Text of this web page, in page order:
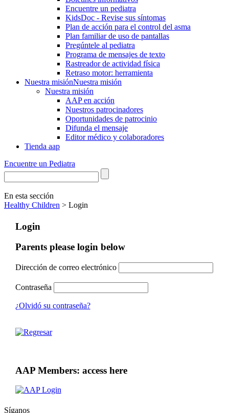
Encuentre un pediatra
KidsDoc - Revise sus síntomas
Plan de acción para el control del asma
Plan familiar de uso de pantallas
Pregúntele al pediatra
Programa de mensajes de texto
Rastre​​ador de activida​d física
Retraso motor: herramienta
Nuestra misiónNuestra misión
Nuestra misión
AAP en acción
Nuestros patrocinadores
Oportunidades de patrocinio
Difunda el mensaje
Editor médico y colaboradores
Tienda aap
Encuentre un Pediatra
En esta sección
Healthy Children > Login
Login
Parents please login below
Dirección de correo electrónico
Contraseña
¿Olvidó su contraseña?
AAP Members: access here
Síganos